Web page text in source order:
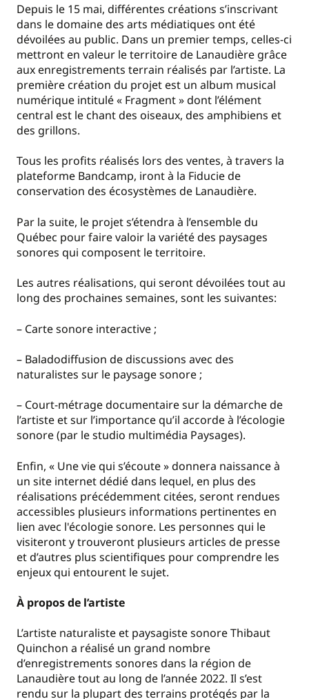
Depuis le 15 mai, différentes créations s’inscrivant
dans le domaine des arts médiatiques ont été
dévoilées au public. Dans un premier temps, celles-ci
mettront en valeur le territoire de Lanaudière grâce
aux enregistrements terrain réalisés par l’artiste. La
première création du projet est un album musical
numérique intitulé « Fragment » dont l’élément
central est le chant des oiseaux, des amphibiens et
des grillons.
Tous les profits réalisés lors des ventes, à travers la
plateforme Bandcamp, iront à la Fiducie de
conservation des écosystèmes de Lanaudière.
Par la suite, le projet s’étendra à l’ensemble du
Québec pour faire valoir la variété des paysages
sonores qui composent le territoire.
Les autres réalisations, qui seront dévoilées tout au
long des prochaines semaines, sont les suivantes:
– Carte sonore interactive ;
– Baladodiffusion de discussions avec des
naturalistes sur le paysage sonore ;
– Court-métrage documentaire sur la démarche de
l’artiste et sur l’importance qu’il accorde à l’écologie
sonore (par le studio multimédia Paysages).
Enfin, « Une vie qui s’écoute » donnera naissance à
un site internet dédié dans lequel, en plus des
réalisations précédemment citées, seront rendues
accessibles plusieurs informations pertinentes en
lien avec l'écologie sonore. Les personnes qui le
visiteront y trouveront plusieurs articles de presse
et d’autres plus scientifiques pour comprendre les
enjeux qui entourent le sujet.
À propos de l’artiste
L’artiste naturaliste et paysagiste sonore Thibaut
Quinchon a réalisé un grand nombre
d’enregistrements sonores dans la région de
Lanaudière tout au long de l’année 2022. Il s’est
rendu sur la plupart des terrains protégés par la